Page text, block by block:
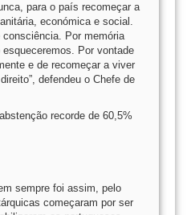
para o país recomeçar a
económica e social.
consciência. Por memória
Por vontade
e de recomeçar a viver
defendeu o Chefe de
recorde de 60,5%
sempre foi assim, pelo
começaram por ser